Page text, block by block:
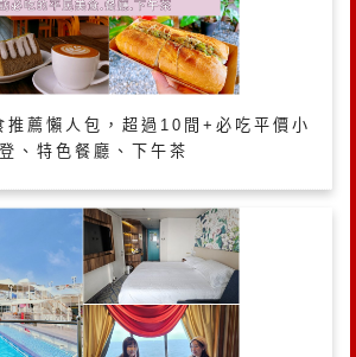
薦懶人包，超過10間+必吃平價小
、特色餐廳、下午茶